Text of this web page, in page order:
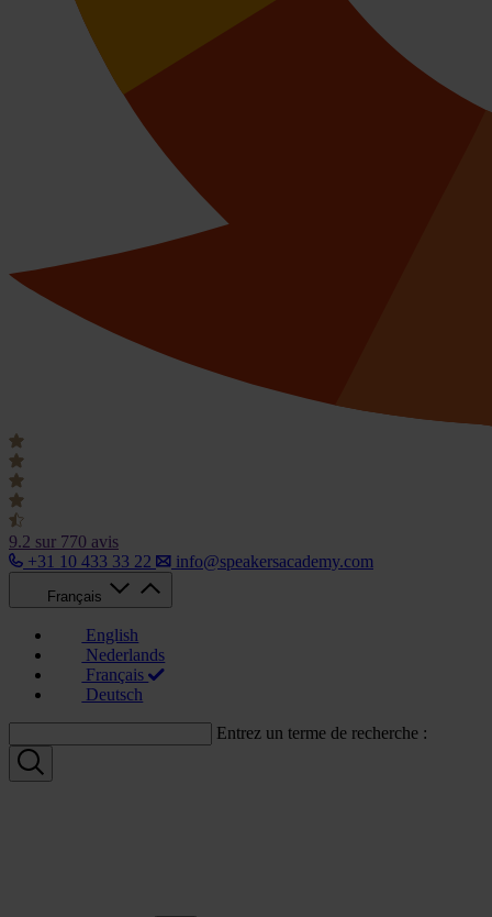
9.2 sur 770 avis
+31 10 433 33 22
info@speakersacademy.com
Français
English
Nederlands
Français
Deutsch
Entrez un terme de recherche :